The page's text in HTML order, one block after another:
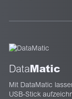
DataMatic
Mit DataMatic
USB-Stick